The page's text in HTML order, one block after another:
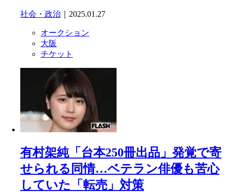
社会・政治 ｜2025.01.27
オークション
大阪
チケット
有村架純「台本250冊出品」発覚で寄
せられる同情…ベテラン俳優も苦心
していた「転売」対策